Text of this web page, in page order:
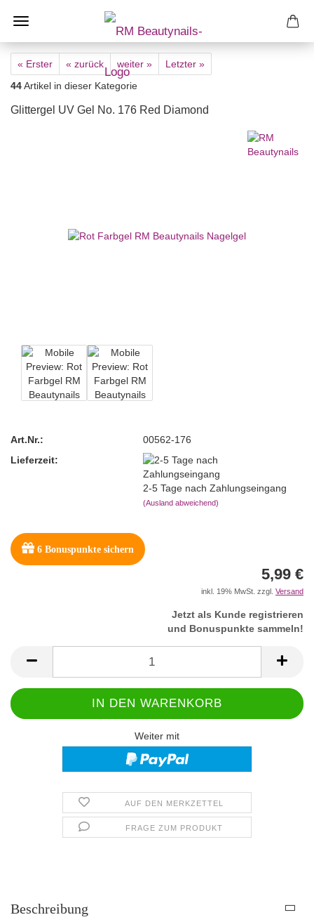
« Erster « zurück weiter »
Letzter »
44Artikel in dieser Kategorie
Glittergel UV Gel No. 176 Red Diamond
Art.Nr.:
00562-176
Lieferzeit:
2-5 Tage nach Zahlungseingang
(Ausland abweichend)
6 Bonuspunkte sichern
5,99 €
inkl. 19% MwSt. zzgl. Versand
Jetzt als Kunde registrieren
und Bonuspunkte sammeln!
Weiter mit
AUF DEN MERKZETTEL
FRAGE ZUM PRODUKT
Beschreibung